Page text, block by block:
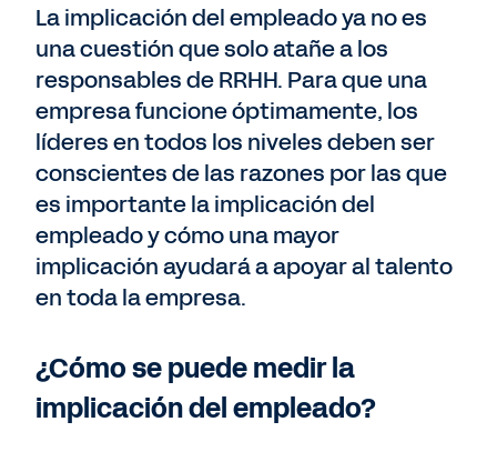
La implicación del empleado ya no es
una cuestión que solo atañe a los
responsables de RRHH. Para que una
empresa funcione óptimamente, los
líderes en todos los niveles deben ser
conscientes de las razones por las que
es importante la implicación del
empleado y cómo una mayor
implicación ayudará a apoyar al talento
en toda la empresa.
¿Cómo se puede medir la
implicación del empleado?